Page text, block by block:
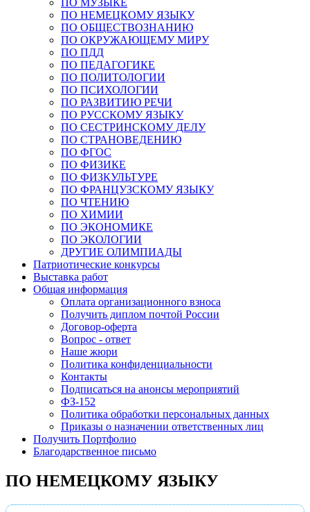
ПО МУЗЫКЕ
ПО НЕМЕЦКОМУ ЯЗЫКУ
ПО ОБЩЕСТВОЗНАНИЮ
ПО ОКРУЖАЮЩЕМУ МИРУ
ПО ПДД
ПО ПЕДАГОГИКЕ
ПО ПОЛИТОЛОГИИ
ПО ПСИХОЛОГИИ
ПО РАЗВИТИЮ РЕЧИ
ПО РУССКОМУ ЯЗЫКУ
ПО СЕСТРИНСКОМУ ДЕЛУ
ПО СТРАНОВЕДЕНИЮ
ПО ФГОС
ПО ФИЗИКЕ
ПО ФИЗКУЛЬТУРЕ
ПО ФРАНЦУЗСКОМУ ЯЗЫКУ
ПО ЧТЕНИЮ
ПО ХИМИИ
ПО ЭКОНОМИКЕ
ПО ЭКОЛОГИИ
ДРУГИЕ ОЛИМПИАДЫ
Патриотические конкурсы
Выставка работ
Общая информация
Оплата организационного взноса
Получить диплом почтой России
Договор-оферта
Вопрос - ответ
Наше жюри
Политика конфиденциальности
Контакты
Подписаться на анонсы мероприятий
ФЗ-152
Политика обработки персональных данных
Приказы о назначении ответственных лиц
Получить Портфолио
Благодарственное письмо
ПО НЕМЕЦКОМУ ЯЗЫКУ